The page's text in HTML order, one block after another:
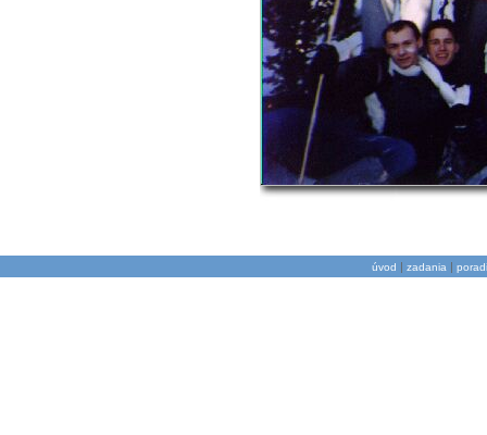
úvod | zadania |